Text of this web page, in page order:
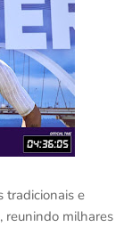
tradicionais e
reunindo milhares